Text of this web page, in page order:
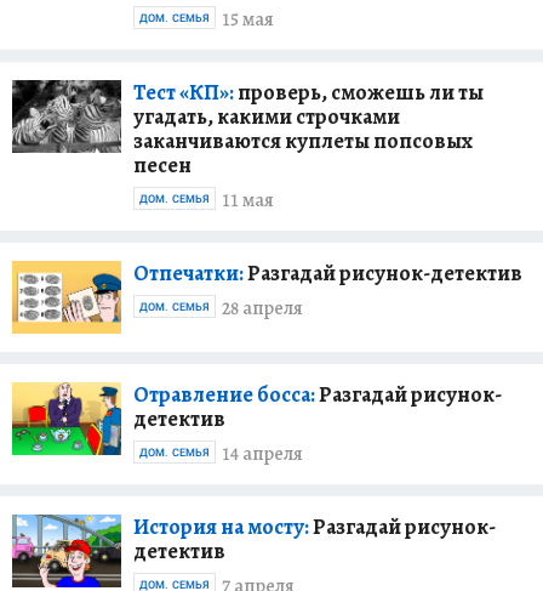
15 мая
ДОМ. СЕМЬЯ
Тест «КП»:проверь, сможешь ли ты
угадать, какими строчками
заканчиваются куплеты попсовых
песен
11 мая
ДОМ. СЕМЬЯ
Отпечатки:Разгадай рисунок-детектив
28 апреля
ДОМ. СЕМЬЯ
Отравление босса:Разгадай рисунок-
детектив
14 апреля
ДОМ. СЕМЬЯ
История на мосту:Разгадай рисунок-
детектив
ДОМ. СЕМЬЯ